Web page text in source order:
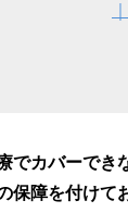
でカバーでき
保障を付けて